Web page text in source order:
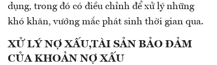
dụng, trong đó có điều chỉnh để xử lý những
khó khăn, vướng mắc phát sinh thời gian qua.
XỬ LÝ NỢ XẤU,TÀI SẢN BẢO ĐẢM
CỦA KHOẢN NỢ XẤU